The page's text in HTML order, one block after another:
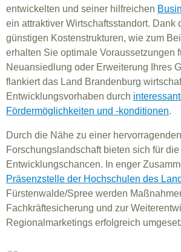
entwickelten und seiner hilfreichen
ein attraktiver Wirtschaftsstandort. Dank
günstigen Kostenstrukturen, wie zum
erhalten Sie optimale Voraussetzungen
Neuansiedlung oder Erweiterung Ihres
flankiert das Land Brandenburg
Entwicklungsvorhaben durch
Fördermöglichkeiten und -konditionen.
Durch die Nähe zu einer
Forschungslandschaft bieten sich für
Entwicklungschancen. In enger
Präsenzstelle der Hochschulen des
Fürstenwalde/Spree werden
Fachkräftesicherung und zur
Regionalmarketings erfolgreich